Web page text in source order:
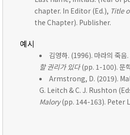
chapter. In Editor (Ed.), Title
the Chapter). Publisher.
예시
김영하. (1996). 마라의 죽음
할 권리가 있다(pp. 1-100). 문
Armstrong, D. (2019).
G. Leitch & C. J. Rushton
Malory(pp. 144-163). Peter